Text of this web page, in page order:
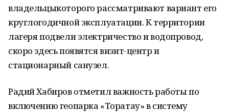
владельцыкоторого рассматривают вариант его
круглогодичной эксплуатации. К территории
лагеря подвели электричество и водопровод,
скоро здесь появятся визит-центр и
стационарный санузел.
Радий Хабиров отметил важность работы по
включению геопарка «Торатау» в систему